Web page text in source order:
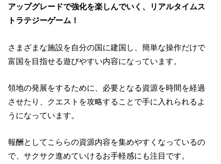
アップグレードで強化を楽しんでいく、リアルタイムス
トラテジーゲーム！
さまざまな施設を自分の国に建国し、簡単な操作だけで
富国を目指せる遊びやすい内容になっています。
領地の発展をするために、必要となる資源を時間を経過
させたり、クエストを攻略することで手に入れられるよ
うになっています。
報酬としてこららの資源内容を集めやすくなっているの
で、サクサク進めていけるお手軽感にも注目です。